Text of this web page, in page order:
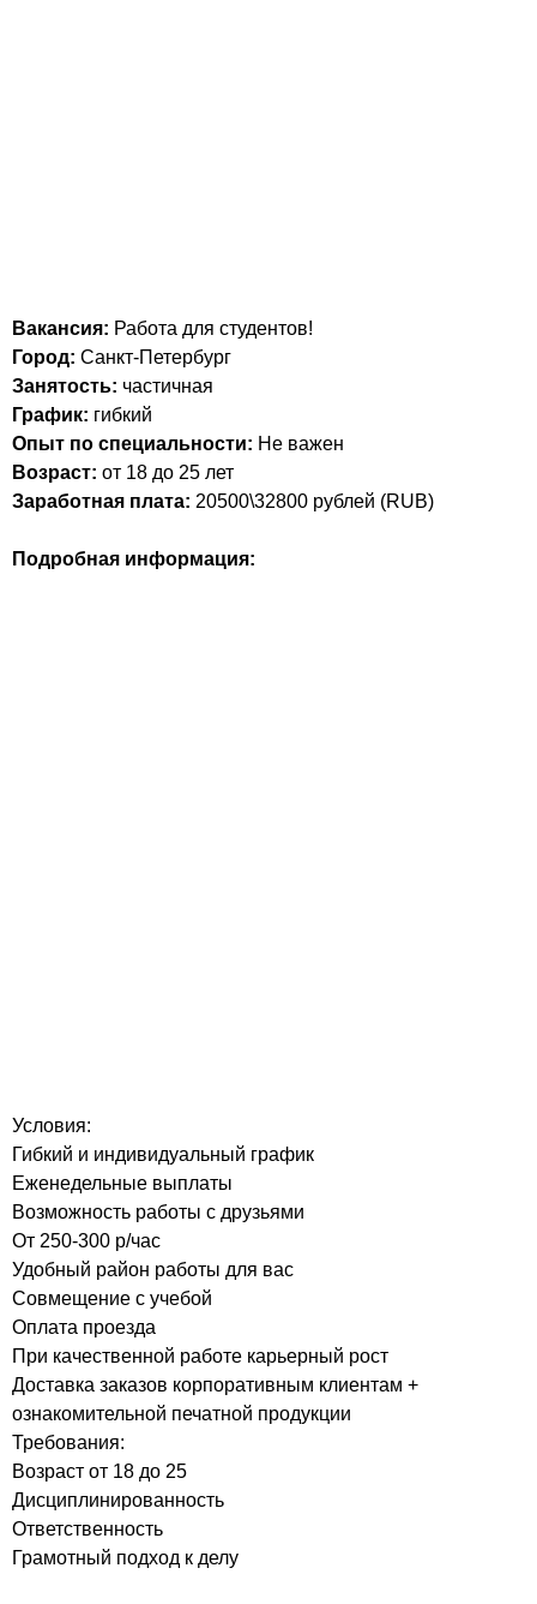
Вакансия: Работа для студентов!
Город: Санкт-Петербург
Занятость: частичная
График: гибкий
Опыт по специальности: Не важен
Возраст: от 18 до 25 лет
Заработная плата: 20500\32800 рублей (RUB)
Подробная информация:
Условия:
Гибкий и индивидуальный график
Еженедельные выплаты
Возможность работы с друзьями
От 250-300 р/час
Удобный район работы для вас
Совмещение с учебой
Оплата проезда
При качественной работе карьерный рост
Доставка заказов корпоративным клиентам +
ознакомительной печатной продукции
Требования:
Возраст от 18 до 25
Дисциплинированность
Ответственность
Грамотный подход к делу